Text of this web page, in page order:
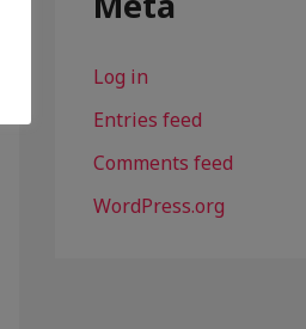
Log in
Entries feed
Comments feed
WordPress.org